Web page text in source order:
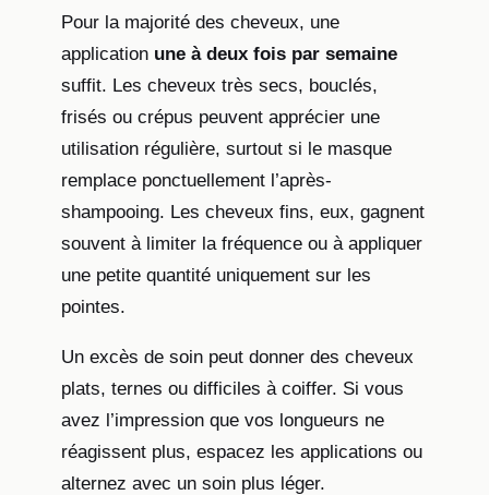
Pour la majorité des cheveux, une
application une à deux fois par semaine
suffit. Les cheveux très secs, bouclés,
frisés ou crépus peuvent apprécier une
utilisation régulière, surtout si le masque
remplace ponctuellement l’après-
shampooing. Les cheveux fins, eux, gagnent
souvent à limiter la fréquence ou à appliquer
une petite quantité uniquement sur les
pointes.
Un excès de soin peut donner des cheveux
plats, ternes ou difficiles à coiffer. Si vous
avez l’impression que vos longueurs ne
réagissent plus, espacez les applications ou
alternez avec un soin plus léger.